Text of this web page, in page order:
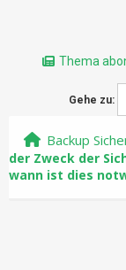
Thema
Gehe zu:
Backup
der Zweck der
wann ist dies